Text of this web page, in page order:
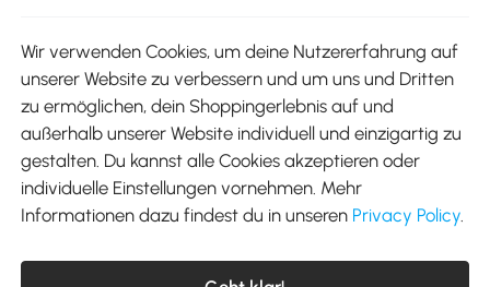
Aosom-App
Google Play
Tel.: +49 40 87408465
Wir verwenden Cookies, um deine Nutzererfahrung auf
unserer Website zu verbessern und um uns und Dritten
zu ermöglichen, dein Shoppingerlebnis auf und
außerhalb unserer Website individuell und einzigartig zu
gestalten. Du kannst alle Cookies akzeptieren oder
individuelle Einstellungen vornehmen. Mehr
Informationen dazu findest du in unseren Privacy Policy.